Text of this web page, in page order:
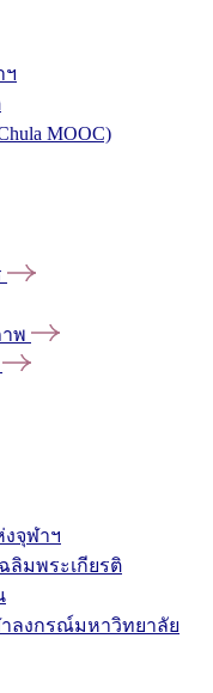
ฯ
MOOC)
พ
จุฬาฯ
ลิมพระเกียรติ
ลงกรณ์มหาวิทยาลัย